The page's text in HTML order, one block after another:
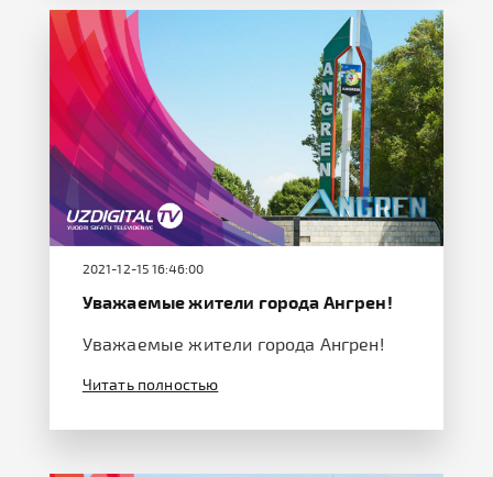
2021-12-15 16:46:00
Уважаемые жители города Ангрен!
Уважаемые жители города Ангрен!
Читать полностью